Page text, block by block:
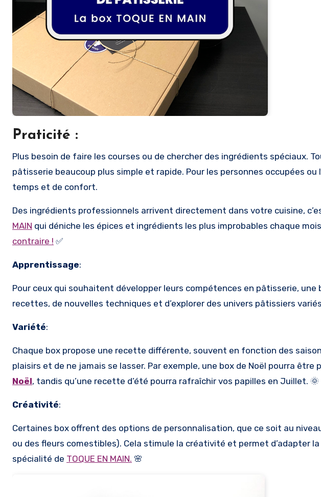
Praticité :
Plus besoin de faire les courses ou de chercher des ingrédients spéciaux. Tout est inclus et pré-dosé, ce qui rend la
pâtisserie beaucoup plus simple et rapide. Pour les personnes occupées
temps et de confort.
Des ingrédients professionnels arrivent directement dans votre cuisine,
MAIN qui déniche les épices et ingrédients les plus improbables chaque
contraire ! ✅
Apprentissage:
Pour ceux qui souhaitent développer leurs compétences en pâtisserie, une
recettes, de nouvelles techniques et d’explorer des univers pâtissiers
Variété:
Chaque box propose une recette différente, souvent en fonction des
plaisirs et de ne jamais se lasser. Par exemple, une box de Noël pourra être
Noël, tandis qu’une recette d’été pourra rafraîchir vos papilles en Juillet. 🌞
Créativité:
Certaines box offrent des options de personnalisation, que ce soit au
ou des fleurs comestibles). Cela stimule la créativité et permet d’adapter la
spécialité de TOQUE EN MAIN. 🌸